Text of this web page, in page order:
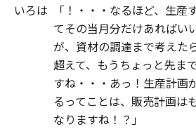
いろは
「！・・・なるほど、生産
てその当月分だけあればい
が、資材の調達まで考えた
超えて、もうちょっと先ま
すね・・・あっ！生産計画
るってことは、販売計画は
なりますね！？」